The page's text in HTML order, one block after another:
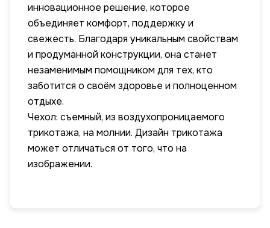
инновационное решение, которое
объединяет комфорт, поддержку и
свежесть. Благодаря уникальным свойствам
и продуманной конструкции, она станет
незаменимым помощником для тех, кто
заботится о своём здоровье и полноценном
отдыхе.
Чехол: съемный, из воздухопроницаемого
трикотажа, на молнии. Дизайн трикотажа
может отличаться от того, что на
изображении.